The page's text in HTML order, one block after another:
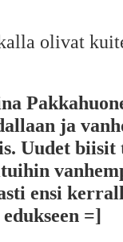
olivat
ja
Uudet
ensi
=]